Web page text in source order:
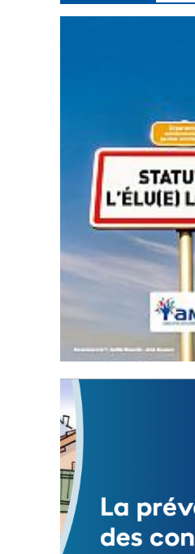
Statut de l’élu local
3 avril 2024
Mise à jour avril 2024
FEUILLETER